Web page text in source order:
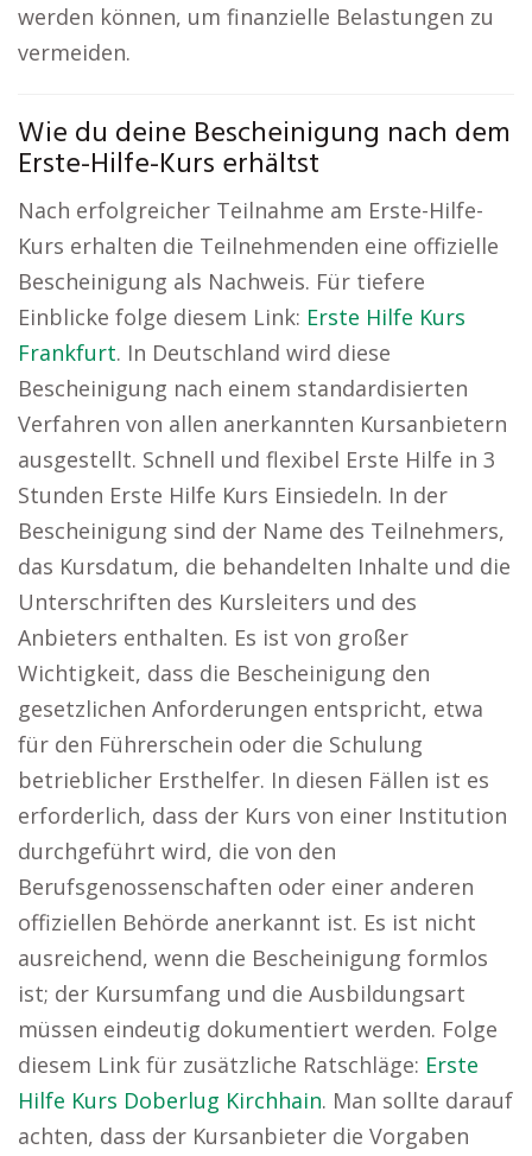
werden können, um finanzielle Belastungen zu
vermeiden.
Wie du deine Bescheinigung nach dem
Erste-Hilfe-Kurs erhältst
Nach erfolgreicher Teilnahme am Erste-Hilfe-
Kurs erhalten die Teilnehmenden eine offizielle
Bescheinigung als Nachweis. Für tiefere
Einblicke folge diesem Link: Erste Hilfe Kurs
Frankfurt. In Deutschland wird diese
Bescheinigung nach einem standardisierten
Verfahren von allen anerkannten Kursanbietern
ausgestellt. Schnell und flexibel Erste Hilfe in 3
Stunden Erste Hilfe Kurs Einsiedeln. In der
Bescheinigung sind der Name des Teilnehmers,
das Kursdatum, die behandelten Inhalte und die
Unterschriften des Kursleiters und des
Anbieters enthalten. Es ist von großer
Wichtigkeit, dass die Bescheinigung den
gesetzlichen Anforderungen entspricht, etwa
für den Führerschein oder die Schulung
betrieblicher Ersthelfer. In diesen Fällen ist es
erforderlich, dass der Kurs von einer Institution
durchgeführt wird, die von den
Berufsgenossenschaften oder einer anderen
offiziellen Behörde anerkannt ist. Es ist nicht
ausreichend, wenn die Bescheinigung formlos
ist; der Kursumfang und die Ausbildungsart
müssen eindeutig dokumentiert werden. Folge
diesem Link für zusätzliche Ratschläge: Erste
Hilfe Kurs Doberlug Kirchhain. Man sollte darauf
achten, dass der Kursanbieter die Vorgaben